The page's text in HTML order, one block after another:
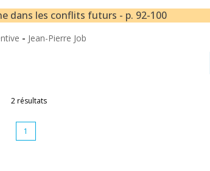
dans les conflits futurs - p. 92-100
- Jean-Pierre Job
2 résultats
1